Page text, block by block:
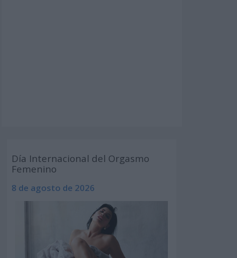
Día Internacional del Orgasmo
Femenino
8 de agosto de 2026